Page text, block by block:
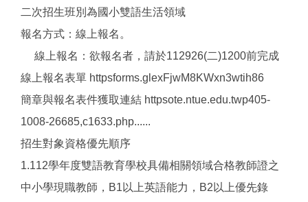
二次招生班別為國小雙語生活領域
報名方式：線上報名。
線上報名：欲報名者，請於112926(二)1200前完成
線上報名表單 httpsforms.glexFjwM8KWxn3wtih86
簡章與報名表件獲取連結 httpsote.ntue.edu.twp405-
1008-26685,c1633.php......
招生對象資格優先順序
1.112學年度雙語教育學校具備相關領域合格教師證之
中小學現職教師，B1以上英語能力，B2以上優先錄